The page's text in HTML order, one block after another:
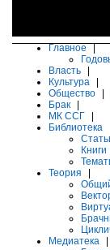
Главное
Власть
Культура
Общество
Брак
МК ССГ
Библиотека
Книги
Теория
Медиатека